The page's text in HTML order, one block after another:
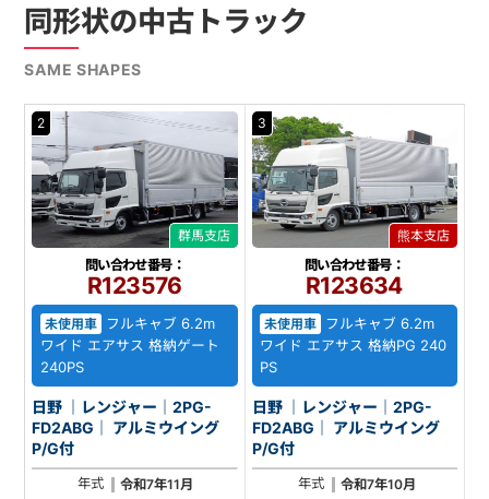
同形状の中古トラック
SAME SHAPES
2
群馬支店
問い合わせ番号：
R123576
未使用車
フルキャブ 6.2m
ワイド エアサス 格納ゲート
240PS
日野 ｜レンジャー｜2PG-
FD2ABG｜ アルミウイング
P/G付
年式
令和7年11月
3
熊本支店
問い合わせ番号：
R123634
未使用車 フルキャブ 6.2m
ワイド エアサス 格納PG 240
PS
日野 ｜レンジャー｜2PG-
FD2ABG｜ アルミウイング
P/G付
年式
令和7年10月